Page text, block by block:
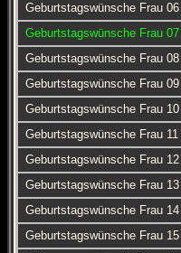
Geburtstagswünsche Frau 06
Geburtstagswünsche Frau 07
Geburtstagswünsche Frau 08
Geburtstagswünsche Frau 09
Geburtstagswünsche Frau 10
Geburtstagswünsche Frau 11
Geburtstagswünsche Frau 12
Geburtstagswünsche Frau 13
Geburtstagswünsche Frau 14
Geburtstagswünsche Frau 15